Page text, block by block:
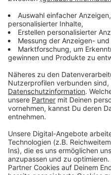
Wir
Zustimmung,
Video-
Wir verwenden
Drittanbieters,
einzubetten.
Daten zu
sammeln.
Nutzung des
Video
Mehr
Fünf für And.Ypsilon und